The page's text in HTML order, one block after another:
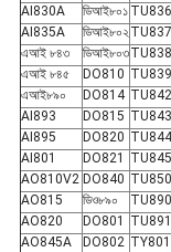
AI830A
ডিআই৮০১
AI835A
ডিআই৮০২
এআই ৮৪৩
ডিআই৮০৩TU838
এআই ৮৪৫
DO810 TU839
এআই৮৯০
DO814 TU842
AI893
DO815 TU843
AI895
DO820 TU844
AI801
DO821 TU845
AO810V2 DO840 TU850
AO815
ডিও৮৯০ TU890
AO820
DO801
AO845A
DO802